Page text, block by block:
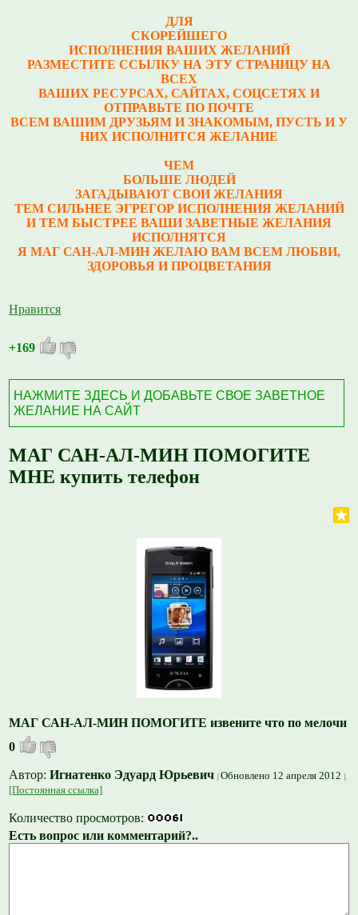
ДЛЯ
СКОРЕЙШЕГО
ИСПОЛНЕНИЯ ВАШИХ ЖЕЛАНИЙ
РАЗМЕСТИТЕ ССЫЛКУ НА ЭТУ СТРАНИЦУ НА
ВСЕХ
ВАШИХ РЕСУРСАХ, САЙТАХ, СОЦСЕТЯХ И
ОТПРАВЬТЕ ПО ПОЧТЕ
ВСЕМ ВАШИМ ДРУЗЬЯМ И ЗНАКОМЫМ, ПУСТЬ И У
НИХ ИСПОЛНИТСЯ ЖЕЛАНИЕ
ЧЕМ
БОЛЬШЕ ЛЮДЕЙ
ЗАГАДЫВАЮТ СВОИ ЖЕЛАНИЯ
ТЕМ СИЛЬНЕЕ ЭГРЕГОР ИСПОЛНЕНИЯ ЖЕЛАНИЙ
И ТЕМ БЫСТРЕЕ ВАШИ ЗАВЕТНЫЕ ЖЕЛАНИЯ
ИСПОЛНЯТСЯ
Я МАГ САН-АЛ-МИН ЖЕЛАЮ ВАМ ВСЕМ ЛЮБВИ,
ЗДОРОВЬЯ И ПРОЦВЕТАНИЯ
Нравится
+169
НАЖМИТЕ ЗДЕСЬ И ДОБАВЬТЕ СВОЕ ЗАВЕТНОЕ
ЖЕЛАНИЕ НА САЙТ
МАГ САН-АЛ-МИН ПОМОГИТЕ
МНЕ купить телефон
МАГ САН-АЛ-МИН ПОМОГИТЕ извените что по мелочи
0
Автор:Игнатенко Эдуард Юрьевич Обновлено 12 апреля 2012
[Постоянная ссылка]
Количество просмотров:
Есть вопрос или комментарий?..